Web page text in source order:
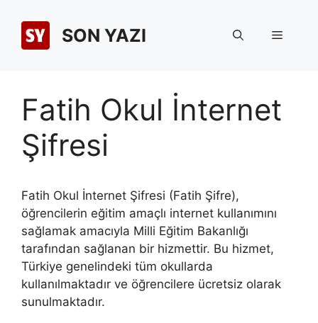
SON YAZI Menü
Fatih Okul İnternet
Şifresi
Fatih Okul İnternet Şifresi (Fatih Şifre),
öğrencilerin eğitim amaçlı internet kullanımını
sağlamak amacıyla Milli Eğitim Bakanlığı
tarafından sağlanan bir hizmettir. Bu hizmet,
Türkiye genelindeki tüm okullarda
kullanılmaktadır ve öğrencilere ücretsiz olarak
sunulmaktadır.